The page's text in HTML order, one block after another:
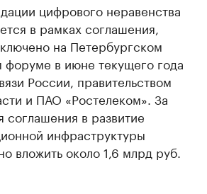
цифрового неравенства
в рамках соглашения,
на Петербургском
форуме в июне текущего года
России, правительством
и ПАО «Ростелеком». За
соглашения в развитие
инфраструктуры
вложить около 1,6 млрд руб.